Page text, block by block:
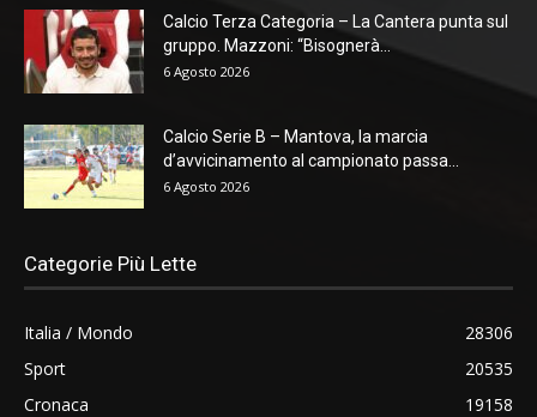
Calcio Terza Categoria – La Cantera punta sul
gruppo. Mazzoni: “Bisognerà...
6 Agosto 2026
Calcio Serie B – Mantova, la marcia
d’avvicinamento al campionato passa...
6 Agosto 2026
Categorie Più Lette
Italia / Mondo
28306
Sport
20535
Cronaca
19158